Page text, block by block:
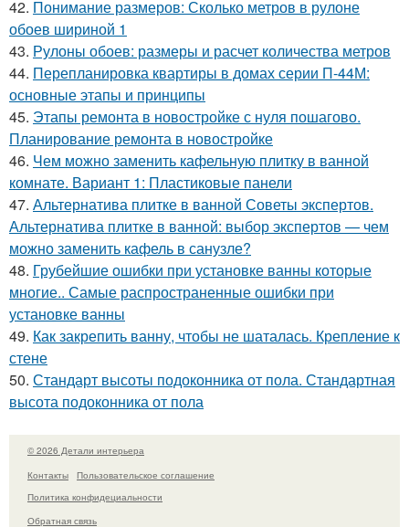
42. Понимание размеров: Сколько метров в рулоне
обоев шириной 1
43. Рулоны обоев: размеры и расчет количества метров
44. Перепланировка квартиры в домах серии П-44М:
основные этапы и принципы
45. Этапы ремонта в новостройке с нуля пошагово.
Планирование ремонта в новостройке
46. Чем можно заменить кафельную плитку в ванной
комнате. Вариант 1: Пластиковые панели
47. Альтернатива плитке в ванной Советы экспертов.
Альтернатива плитке в ванной: выбор экспертов — чем
можно заменить кафель в санузле?
48. Грубейшие ошибки при установке ванны которые
многие.. Самые распространенные ошибки при
установке ванны
49. Как закрепить ванну, чтобы не шаталась. Крепление к
стене
50. Стандарт высоты подоконника от пола. Стандартная
высота подоконника от пола
© 2026 Детали интерьера
Контакты
Пользовательское соглашение
Политика конфидециальности
Обратная связь